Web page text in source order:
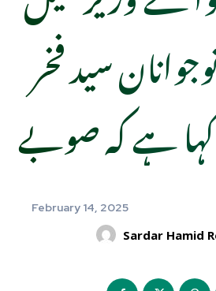
سید فخر
ہے کہ صوبے
February 14, 2025
Sardar Hamid